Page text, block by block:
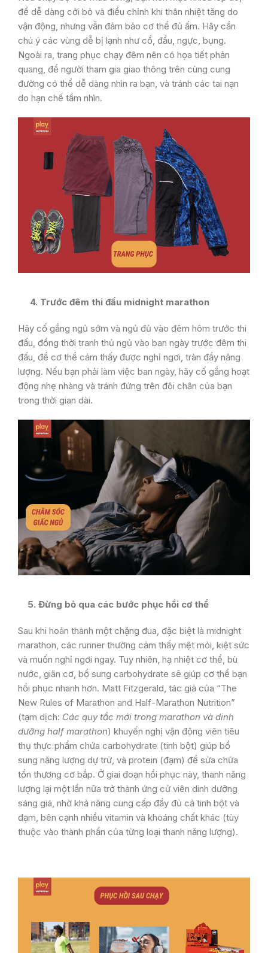
để dễ dàng cởi bỏ và điều chỉnh khi thân nhiệt tăng do
vận động, nhưng vẫn đảm bảo cơ thể đủ ấm. Hãy cần
chú ý các vùng dễ bị lạnh như cổ, đầu, ngực, bụng.
Ngoài ra, trang phục chạy đêm nên có họa tiết phản
quang, để người tham gia giao thông trên cùng cung
đường có thể dễ dàng nhìn ra bạn, và tránh các tai nạn
do hạn chế tầm nhìn.
4. Trước đêm thi đấu midnight marathon
Hãy cố gắng ngủ sớm và ngủ đủ vào đêm hôm trước thi
đấu, đồng thời tranh thủ ngủ vào ban ngày trước đêm thi
đấu, để cơ thể cảm thấy được nghỉ ngơi, tràn đầy năng
lượng. Nếu bạn phải làm việc ban ngày, hãy cố gắng hoạt
động nhẹ nhàng và tránh đứng trên đôi chân của bạn
trong thời gian dài.
5. Đừng bỏ qua các bước phục hồi cơ thể
Sau khi hoàn thành một chặng đua, đặc biệt là midnight
marathon, các runner thường cảm thấy mệt mỏi, kiệt sức
và muốn nghỉ ngơi ngay. Tuy nhiên, hạ nhiệt cơ thể, bù
nước, giãn cơ, bổ sung carbohydrate sẽ giúp cơ thể bạn
hồi phục nhanh hơn. Matt Fitzgerald, tác giả của “The
New Rules of Marathon and Half-Marathon Nutrition”
(tạm dịch: Các quy tắc mới trong marathon và dinh
dưỡng half marathon) khuyến nghị vận động viên tiêu
thụ thực phẩm chứa carbohydrate (tinh bột) giúp bổ
sung năng lượng dự trữ, và protein (đạm) để sửa chữa
tổn thương cơ bắp. Ở giai đoạn hồi phục này, thanh năng
lượng lại một lần nữa trở thành ứng cử viên dinh dưỡng
sáng giá, nhờ khả năng cung cấp đầy đủ cả tinh bột và
đạm, bên cạnh nhiều vitamin và khoáng chất khác (tùy
thuộc vào thành phần của từng loại thanh năng lượng).